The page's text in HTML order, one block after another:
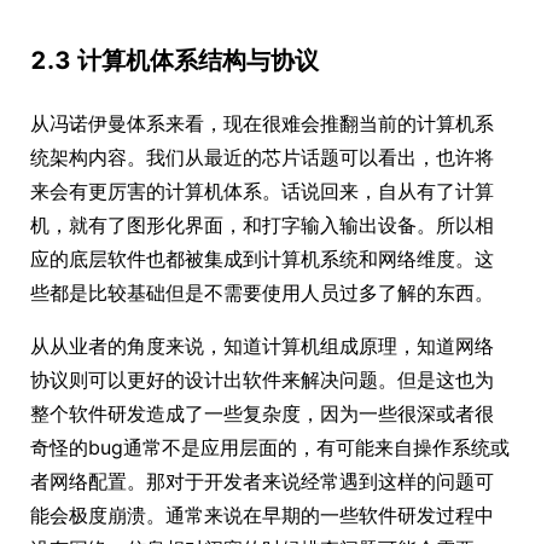
2.3 计算机体系结构与协议
从冯诺伊曼体系来看，现在很难会推翻当前的计算机系
统架构内容。我们从最近的芯片话题可以看出，也许将
来会有更厉害的计算机体系。话说回来，自从有了计算
机，就有了图形化界面，和打字输入输出设备。所以相
应的底层软件也都被集成到计算机系统和网络维度。这
些都是比较基础但是不需要使用人员过多了解的东西。
从从业者的角度来说，知道计算机组成原理，知道网络
协议则可以更好的设计出软件来解决问题。但是这也为
整个软件研发造成了一些复杂度，因为一些很深或者很
奇怪的bug通常不是应用层面的，有可能来自操作系统或
者网络配置。那对于开发者来说经常遇到这样的问题可
能会极度崩溃。通常来说在早期的一些软件研发过程中